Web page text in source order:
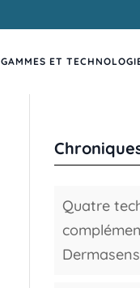
GAMMES ET
Recherche
produits
Quatre
Dermasens